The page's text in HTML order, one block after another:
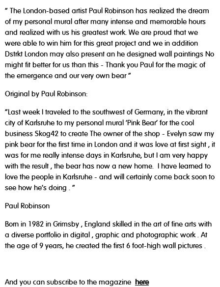
" The London-based artist Paul Robinson has realized the dream
of my personal mural after many intense and memorable hours
and realized with us his greatest work. We are proud that we
were able to win him for this great project and we in addition
Dstrkt London may also present an he designed wall paintings No
might fit better for us than this - Thank you Paul for the magic of
the emergence and our very own bear "
Original by Paul Robinson:
"Last week I traveled to the southwest of Germany, in the vibrant
city of Karlsruhe to my personal mural 'Pink Bear' for the cool
business Skog42 to create The owner of the shop - Evelyn saw my
pink bear for the first time in London and it was love at first sight , it
was for me really intense days in Karlsruhe, but I am very happy
with the result , the bear has now a new home. I have learned to
love the people in Karlsruhe - and will certainly come back soon to
see how he's doing . "
Paul Robinson
Born in 1982 in Grimsby , England skilled in the art of fine arts with
a diverse portfolio in digital , graphic and photographic work . At
the age of 9 years, he created the first 6 foot-high wall pictures .
And you can subscribe to the magazine here